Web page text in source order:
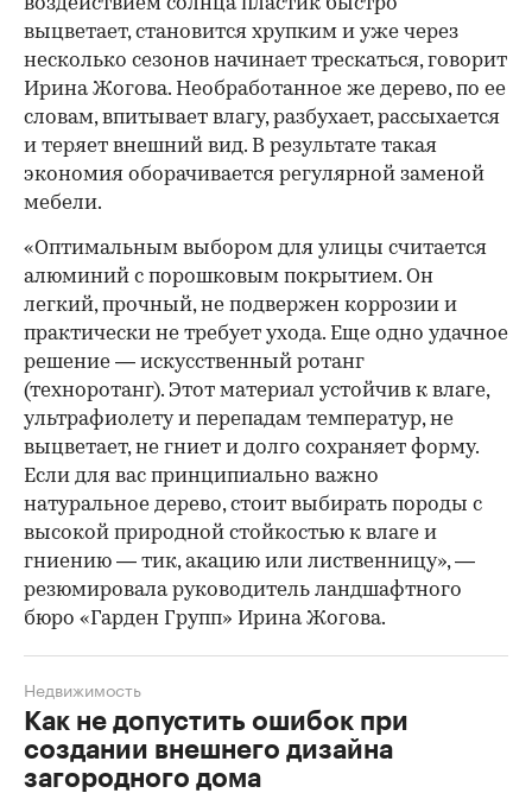
выцветает, становится хрупким и уже через
несколько сезонов начинает трескаться, говорит
Ирина Жогова. Необработанное же дерево, по ее
словам, впитывает влагу, разбухает, рассыхается
и теряет внешний вид. В результате такая
экономия оборачивается регулярной заменой
мебели.
«Оптимальным выбором для улицы считается
алюминий с порошковым покрытием. Он
легкий, прочный, не подвержен коррозии и
практически не требует ухода. Еще одно удачное
решение — искусственный ротанг
(техноротанг). Этот материал устойчив к влаге,
ультрафиолету и перепадам температур, не
выцветает, не гниет и долго сохраняет форму.
Если для вас принципиально важно
натуральное дерево, стоит выбирать породы с
высокой природной стойкостью к влаге и
гниению — тик, акацию или лиственницу», —
резюмировала руководитель ландшафтного
бюро «Гарден Групп» Ирина Жогова.
Как не допустить ошибок при
создании внешнего дизайна
загородного дома
Недвижимость